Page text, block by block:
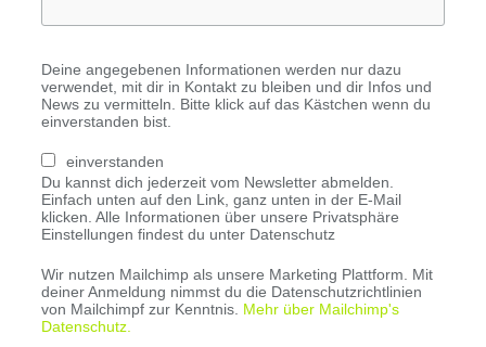
Deine angegebenen Informationen werden nur dazu
verwendet, mit dir in Kontakt zu bleiben und dir Infos und
News zu vermitteln. Bitte klick auf das Kästchen wenn du
einverstanden bist.
einverstanden
Du kannst dich jederzeit vom Newsletter abmelden.
Einfach unten auf den Link, ganz unten in der E-Mail
klicken. Alle Informationen über unsere Privatsphäre
Einstellungen findest du unter Datenschutz
Wir nutzen Mailchimp als unsere Marketing Plattform. Mit
deiner Anmeldung nimmst du die Datenschutzrichtlinien
von Mailchimpf zur Kenntnis. Mehr über Mailchimp's
Datenschutz.